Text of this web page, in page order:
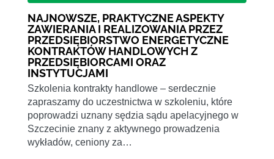
NAJNOWSZE, PRAKTYCZNE ASPEKTY
ZAWIERANIA I REALIZOWANIA PRZEZ
PRZEDSIĘBIORSTWO ENERGETYCZNE
KONTRAKTÓW HANDLOWYCH Z
PRZEDSIĘBIORCAMI ORAZ
INSTYTUCJAMI
Szkolenia kontrakty handlowe – serdecznie
zapraszamy do uczestnictwa w szkoleniu, które
poprowadzi uznany sędzia sądu apelacyjnego w
Szczecinie znany z aktywnego prowadzenia
wykładów, ceniony za…